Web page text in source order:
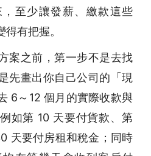
至少讓發薪、繳款這些
得有把握。
案之前，第一步不是去找
先畫出你自己公司的「現
6～12 個月的實際收款與
如第 10 天要付貨款、第
天要付房租和稅金；同時